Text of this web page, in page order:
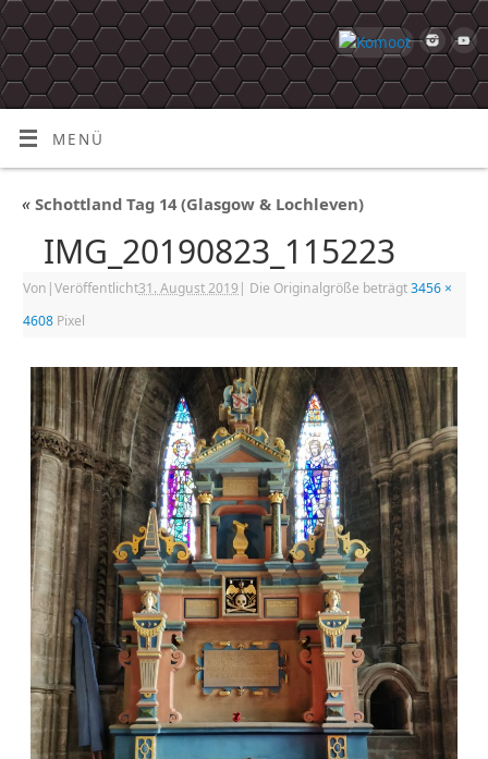
MENÜ
« Schottland Tag 14 (Glasgow & Lochleven)
IMG_20190823_115223
Von |Veröffentlicht31. August 2019 | Die Originalgröße beträgt3456 ×
4608 Pixel